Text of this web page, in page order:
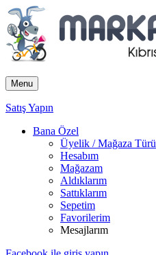
Menu
Satış Yapın
Bana Özel
Üyelik / Mağaza Türü
Hesabım
Mağazam
Aldıklarım
Sattıklarım
Sepetim
Favorilerim
Mesajlarım